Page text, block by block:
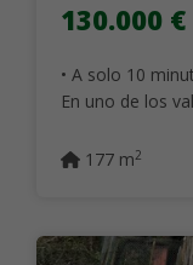
130.000 €
• A solo 10
En uno de los
177 m2